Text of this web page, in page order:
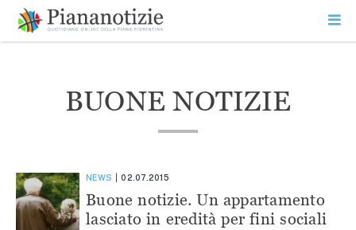
contenuto
SEARCH
BUONE NOTIZIE
NEWS 02.07.2015
Buone notizie. Un appartamento
lasciato in eredità per fini sociali